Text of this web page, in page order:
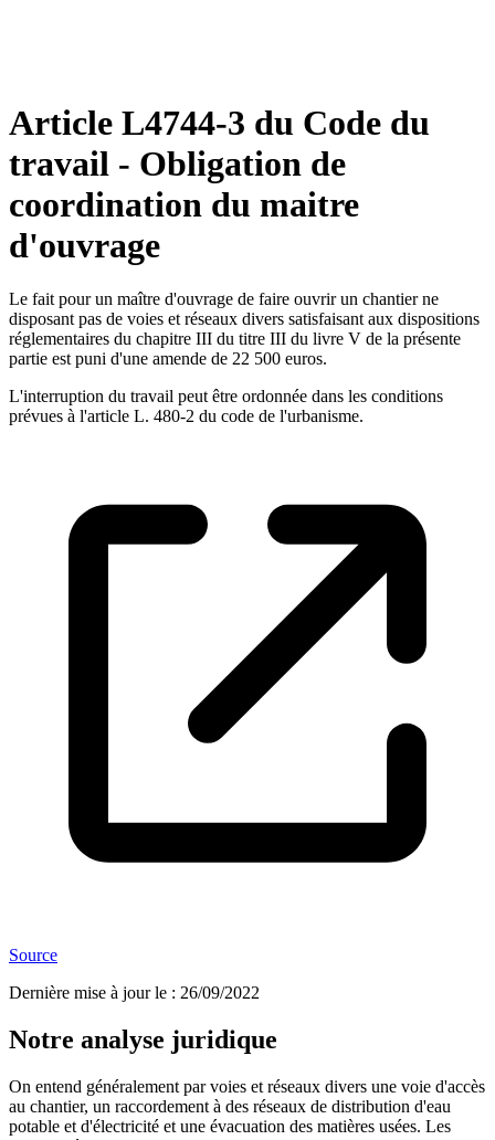
Article L4744-3 du Code du
travail - Obligation de
coordination du maitre
d'ouvrage
Le fait pour un maître d'ouvrage de faire ouvrir un chantier ne
disposant pas de voies et réseaux divers satisfaisant aux dispositions
réglementaires du chapitre III du titre III du livre V de la présente
partie est puni d'une amende de 22 500 euros.
L'interruption du travail peut être ordonnée dans les conditions
prévues à l'article L. 480-2 du code de l'urbanisme.
Source
Dernière mise à jour le : 26/09/2022
Notre analyse juridique
On entend généralement par voies et réseaux divers une voie d'accès
au chantier, un raccordement à des réseaux de distribution d'eau
potable et d'électricité et une évacuation des matières usées. Les